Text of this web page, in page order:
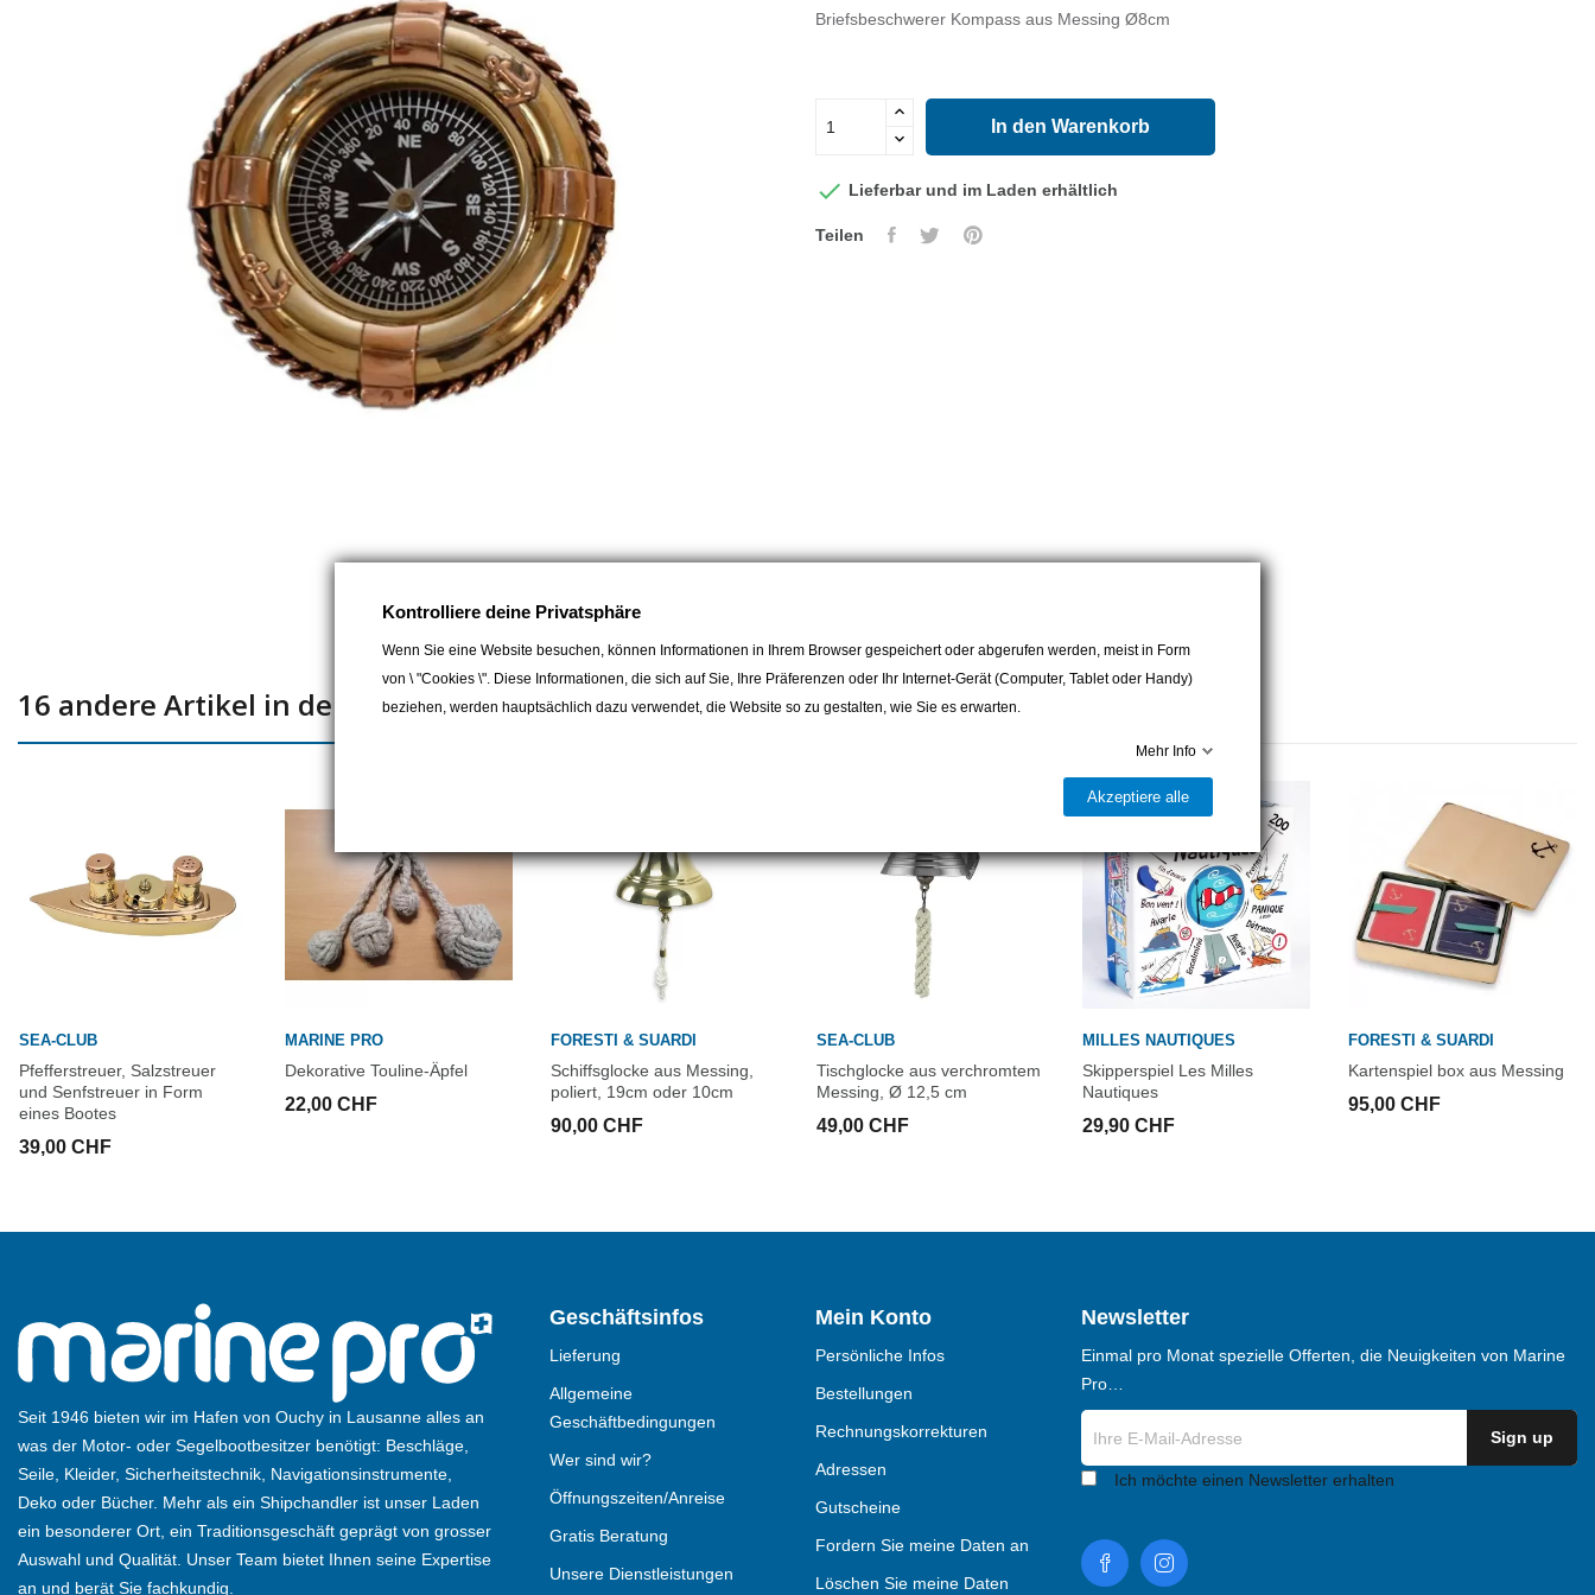
Briefsbeschwerer Kompass aus Messing Ø8cm
In den Warenkorb
 Lieferbar und im Laden erhältlich
Teilen
16 andere Artikel in der gleichen Kategorie:
SEA-CLUB
Pfefferstreuer, Salzstreuer
und Senfstreuer in Form
eines Bootes
39,00 CHF
MARINE PRO
Dekorative Touline-Äpfel
22,00 CHF
FORESTI & SUARDI
Schiffsglocke aus Messing,
poliert, 19cm oder 10cm
90,00 CHF
SEA-CLUB
Tischglocke aus verchromtem
Messing, Ø 12,5 cm
49,00 CHF
MILLES NAUTIQUES
Skipperspiel Les Milles
Nautiques
29,90 CHF
FORESTI & SUARDI
Kartenspiel box aus Messing
95,00 CHF
Seit 1946 bieten wir im Hafen von Ouchy in Lausanne alles an
was der Motor- oder Segelbootbesitzer benötigt: Beschläge,
Seile, Kleider, Sicherheitstechnik, Navigationsinstrumente,
Deko oder Bücher. Mehr als ein Shipchandler ist unser Laden
ein besonderer Ort, ein Traditionsgeschäft geprägt von grosser
Auswahl und Qualität. Unser Team bietet Ihnen seine Expertise
an und berät Sie fachkundig.
Geschäftsinfos
Lieferung
Allgemeine
Geschäftbedingungen
Wer sind wir?
Öffnungszeiten/Anreise
Gratis Beratung
Unsere Dienstleistungen
Mein Konto
Persönliche Infos
Bestellungen
Rechnungskorrekturen
Adressen
Gutscheine
Fordern Sie meine Daten an
Löschen Sie meine Daten
Newsletter
Einmal pro Monat spezielle Offerten, die Neuigkeiten von Marine
Pro…
Ich möchte einen Newsletter erhalten
Kontrolliere deine Privatsphäre
Wenn Sie eine Website besuchen, können Informationen in Ihrem Browser gespeichert oder abgerufen werden, meist in Form
von \ "Cookies \". Diese Informationen, die sich auf Sie, Ihre Präferenzen oder Ihr Internet-Gerät (Computer, Tablet oder Handy)
beziehen, werden hauptsächlich dazu verwendet, die Website so zu gestalten, wie Sie es erwarten.
Mehr Info
Akzeptiere alle